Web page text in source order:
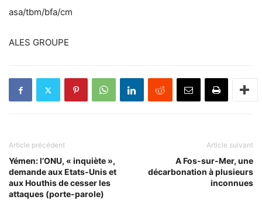
asa/tbm/bfa/cm
ALES GROUPE
Article précédent
Yémen: l’ONU, « inquiète »,
demande aux Etats-Unis et
aux Houthis de cesser les
attaques (porte-parole)
Article suivant
A Fos-sur-Mer, une
décarbonation à plusieurs
inconnues